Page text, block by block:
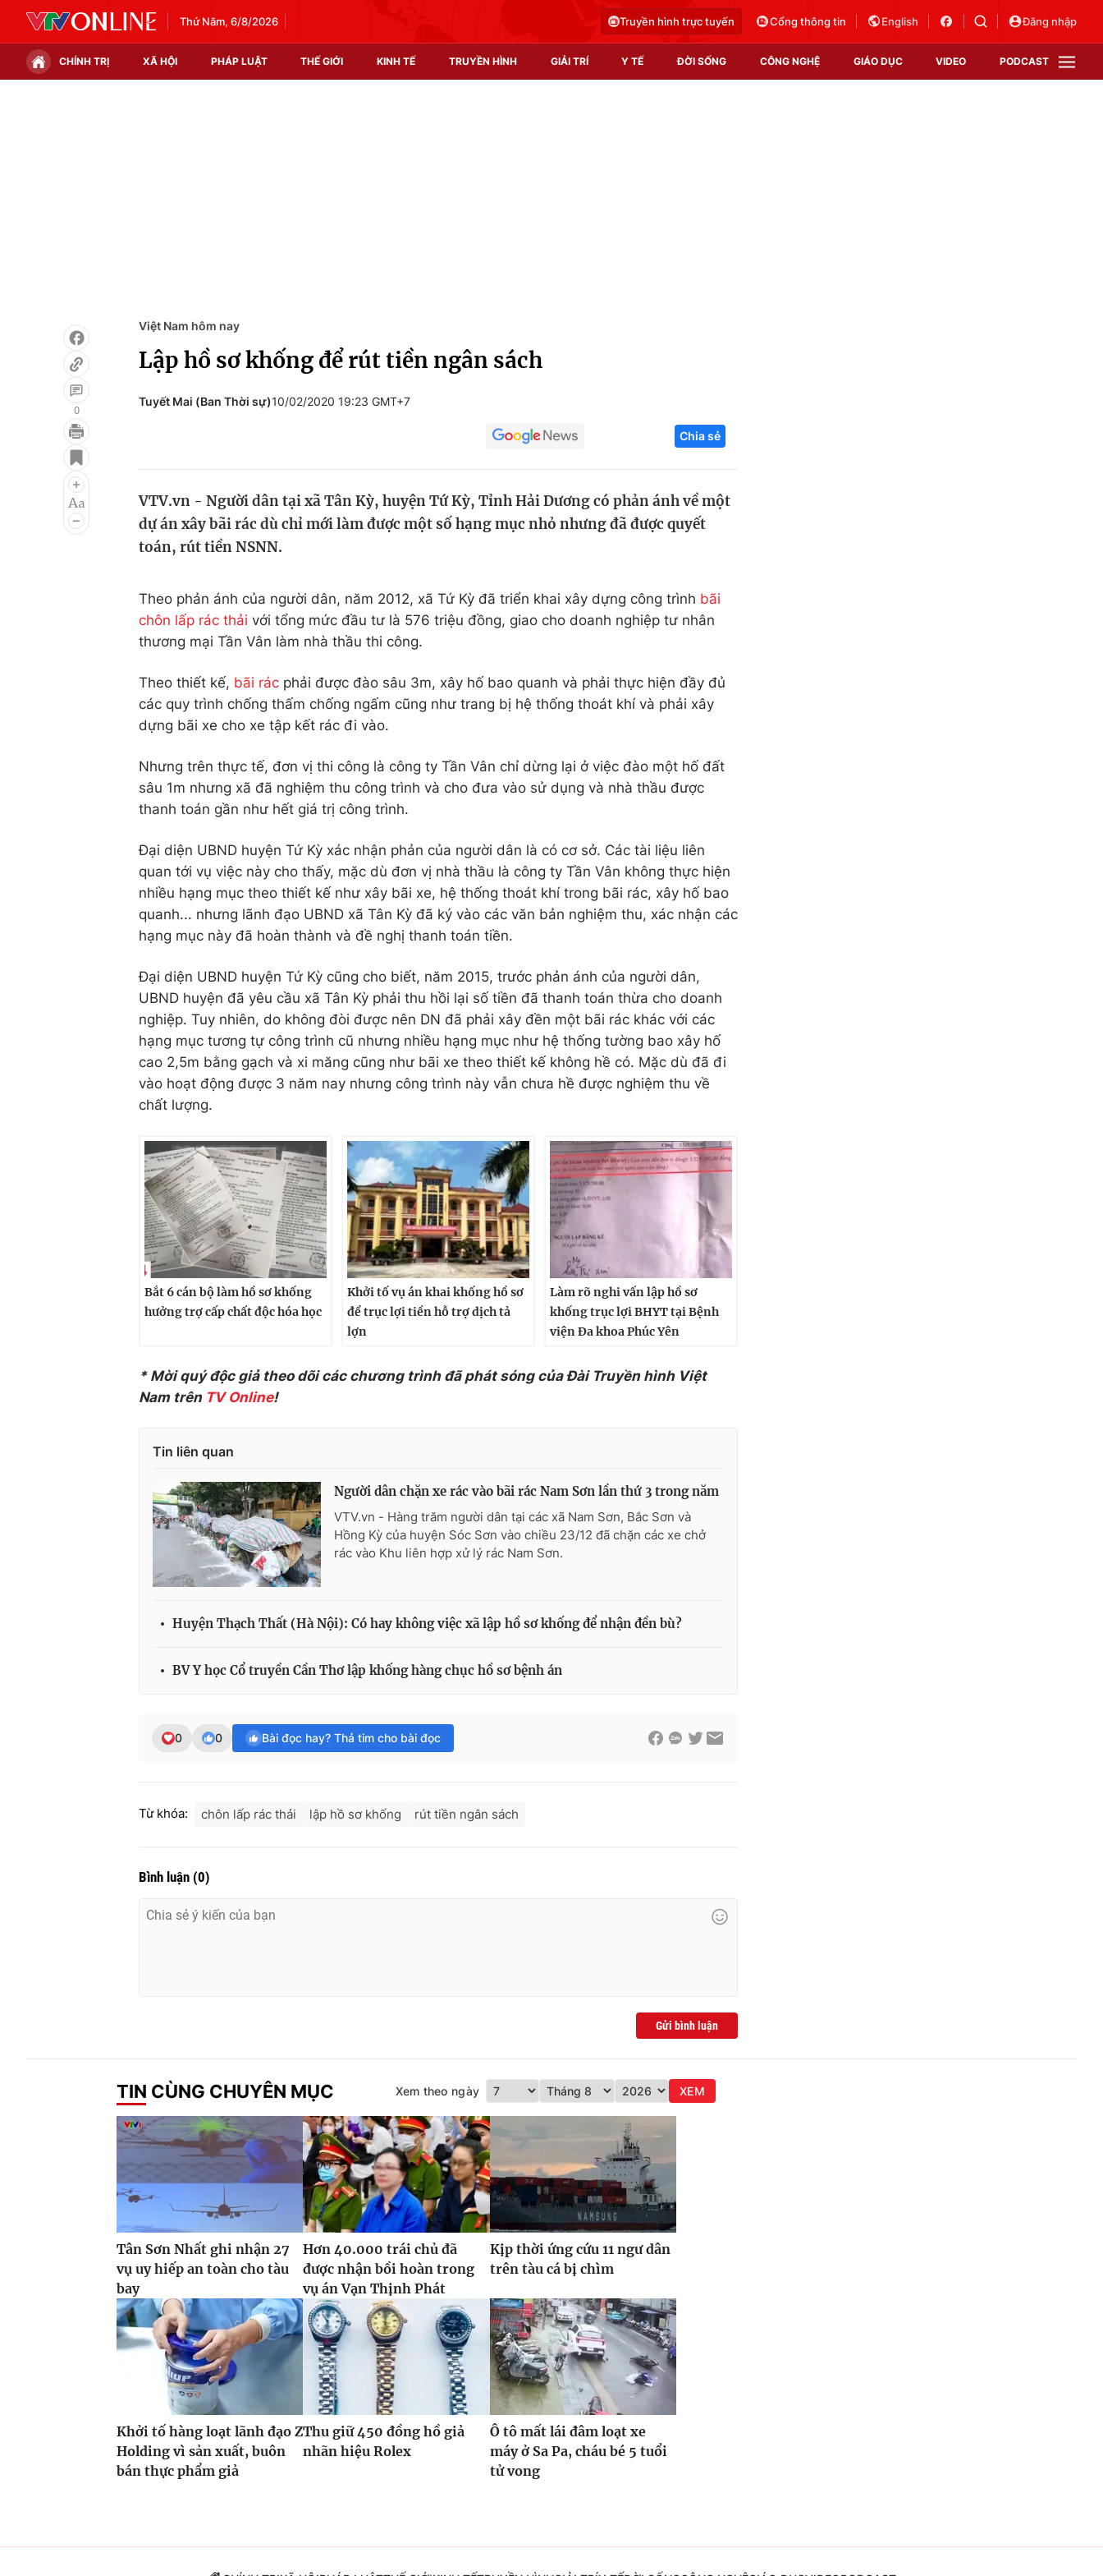
Thứ Năm, 6/8/2026 Truyền hình trực tuyến Cổng thông tin English Đăng nhập
CHÍNH TRỊ XÃ HỘI PHÁP LUẬT THẾ GIỚI KINH TẾ TRUYỀN HÌNH GIẢI TRÍ Y TẾ ĐỜI SỐNG CÔNG NGHỆ GIÁO DỤC VIDEO PODCAST
Điện ảnh
Âm nhạc
Làm đẹp
Chất lượng cuộc sống
Học trực tuyến
Công nghệ
Sản phẩm
0
Việt Nam hôm nay
Lập hồ sơ khống để rút tiền ngân sách
Tuyết Mai (Ban Thời sự)10/02/2020 19:23 GMT+7
Chia sẻ
VTV.vn - Người dân tại xã Tân Kỳ, huyện Tứ Kỳ, Tỉnh Hải Dương có phản ánh về một
dự án xây bãi rác dù chỉ mới làm được một số hạng mục nhỏ nhưng đã được quyết
toán, rút tiền NSNN.
Theo phản ánh của người dân, năm 2012, xã Tứ Kỳ đã triển khai xây dựng công trình bãi
chôn lấp rác thải với tổng mức đầu tư là 576 triệu đồng, giao cho doanh nghiệp tư nhân
thương mại Tần Vân làm nhà thầu thi công.
Theo thiết kế, bãi rác phải được đào sâu 3m, xây hố bao quanh và phải thực hiện đầy đủ
các quy trình chống thấm chống ngấm cũng như trang bị hệ thống thoát khí và phải xây
dựng bãi xe cho xe tập kết rác đi vào.
Nhưng trên thực tế, đơn vị thi công là công ty Tần Vân chỉ dừng lại ở việc đào một hố đất
sâu 1m nhưng xã đã nghiệm thu công trình và cho đưa vào sử dụng và nhà thầu được
thanh toán gần như hết giá trị công trình.
Đại diện UBND huyện Tứ Kỳ xác nhận phản của người dân là có cơ sở. Các tài liệu liên
quan tới vụ việc này cho thấy, mặc dù đơn vị nhà thầu là công ty Tần Vân không thực hiện
nhiều hạng mục theo thiết kế như xây bãi xe, hệ thống thoát khí trong bãi rác, xây hố bao
quanh... nhưng lãnh đạo UBND xã Tân Kỳ đã ký vào các văn bản nghiệm thu, xác nhận các
hạng mục này đã hoàn thành và đề nghị thanh toán tiền.
Đại diện UBND huyện Tứ Kỳ cũng cho biết, năm 2015, trước phản ánh của người dân,
UBND huyện đã yêu cầu xã Tân Kỳ phải thu hồi lại số tiền đã thanh toán thừa cho doanh
nghiệp. Tuy nhiên, do không đòi được nên DN đã phải xây đền một bãi rác khác với các
hạng mục tương tự công trình cũ nhưng nhiều hạng mục như hệ thống tường bao xây hố
cao 2,5m bằng gạch và xi măng cũng như bãi xe theo thiết kế không hề có. Mặc dù đã đi
vào hoạt động được 3 năm nay nhưng công trình này vẫn chưa hề được nghiệm thu về
chất lượng.
Bắt 6 cán bộ làm hồ sơ khống
hưởng trợ cấp chất độc hóa học
Khởi tố vụ án khai khống hồ sơ
để trục lợi tiền hỗ trợ dịch tả
lợn
Làm rõ nghi vấn lập hồ sơ
khống trục lợi BHYT tại Bệnh
viện Đa khoa Phúc Yên
* Mời quý độc giả theo dõi các chương trình đã phát sóng của Đài Truyền hình Việt
Nam trên TV Online!
Tin liên quan
Người dân chặn xe rác vào bãi rác Nam Sơn lần thứ 3 trong năm
VTV.vn - Hàng trăm người dân tại các xã Nam Sơn, Bắc Sơn và
Hồng Kỳ của huyện Sóc Sơn vào chiều 23/12 đã chặn các xe chở
rác vào Khu liên hợp xử lý rác Nam Sơn.
Huyện Thạch Thất (Hà Nội): Có hay không việc xã lập hồ sơ khống để nhận đền bù?
BV Y học Cổ truyền Cần Thơ lập khống hàng chục hồ sơ bệnh án
0 0 Bài đọc hay? Thả tim cho bài đọc
Từ khóa: chôn lấp rác thải lập hồ sơ khống rút tiền ngân sách
Bình luận (0)
Gửi bình luận
TIN CÙNG CHUYÊN MỤC Xem theo ngày XEM
Tân Sơn Nhất ghi nhận 27
vụ uy hiếp an toàn cho tàu
bay
Hơn 40.000 trái chủ đã
được nhận bồi hoàn trong
vụ án Vạn Thịnh Phát
Kịp thời ứng cứu 11 ngư dân
trên tàu cá bị chìm
Khởi tố hàng loạt lãnh đạo Z
Holding vì sản xuất, buôn
bán thực phẩm giả
Thu giữ 450 đồng hồ giả
nhãn hiệu Rolex
Ô tô mất lái đâm loạt xe
máy ở Sa Pa, cháu bé 5 tuổi
tử vong